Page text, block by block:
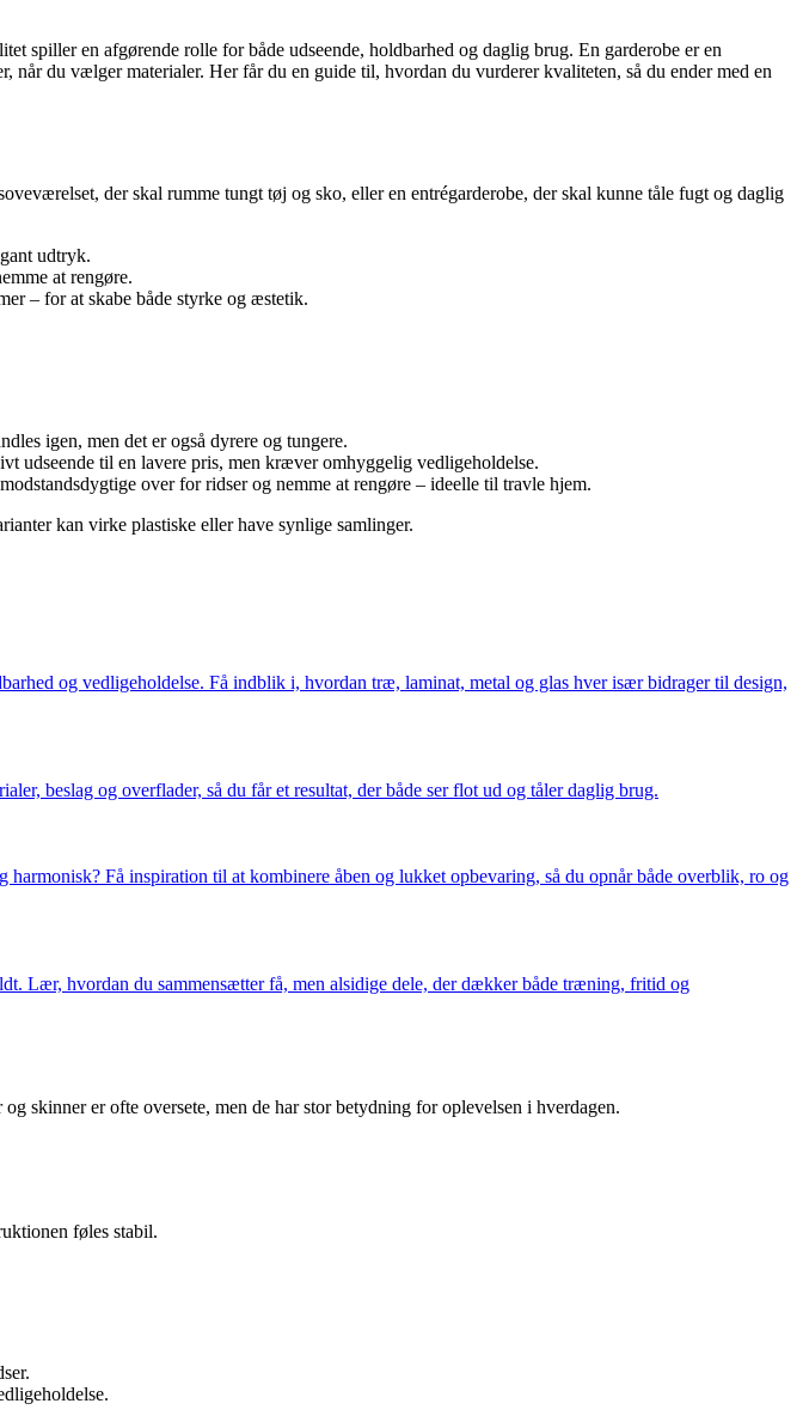
spiller en afgørende rolle for både udseende, holdbarhed og daglig brug. En garderobe er en
du vælger materialer. Her får du en guide til, hvordan du vurderer kvaliteten, så du ender med en
der skal rumme tungt tøj og sko, eller en entrégarderobe, der skal kunne tåle fugt og daglig
udtryk.
at rengøre.
– for at skabe både styrke og æstetik.
igen, men det er også dyrere og tungere.
udseende til en lavere pris, men kræver omhyggelig vedligeholdelse.
over for ridser og nemme at rengøre – ideelle til travle hjem.
kan virke plastiske eller have synlige samlinger.
og vedligeholdelse. Få indblik i, hvordan træ, laminat, metal og glas hver især bidrager til design,
beslag og overflader, så du får et resultat, der både ser flot ud og tåler daglig brug.
Få inspiration til at kombinere åben og lukket opbevaring, så du opnår både overblik, ro og
Lær, hvordan du sammensætter få, men alsidige dele, der dækker både træning, fritid og
skinner er ofte oversete, men de har stor betydning for oplevelsen i hverdagen.
føles stabil.